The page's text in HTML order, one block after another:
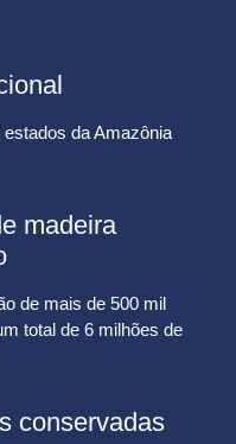
da Amazônia
madeira
de mais de 500 mil
total de 6 milhões de
conservadas